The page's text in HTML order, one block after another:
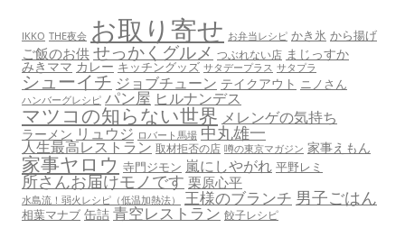
IKKO THE夜会 お取り寄せ お弁当レシピ かき氷 から揚げ
ご飯のお供 せっかくグルメ つぶれない店 まじっすか
みきママ カレー キッチングッズ サタデープラス サタプラ
シューイチ ジョブチューン テイクアウト ニノさん
ハンバーグレシピ パン屋 ヒルナンデス
マツコの知らない世界 メレンゲの気持ち
ラーメン リュウジ ロバート馬場 中丸雄一
人生最高レストラン 取材拒否の店 噂の東京マガジン 家事えもん
家事ヤロウ 寺門ジモン 嵐にしやがれ 平野レミ
所さんお届けモノです 栗原心平
水島流！弱火レシピ（低温加熱法） 王様のブランチ 男子ごはん
相葉マナブ 缶詰 青空レストラン 餃子レシピ